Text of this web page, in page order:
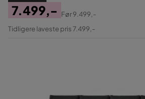
Pris
7.499,-
Original
Før9.499,-
Tidligere laveste pris 7.499,-